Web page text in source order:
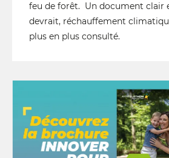
feu de forêt. Un document clair
devrait, réchauffement
plus en plus consulté.